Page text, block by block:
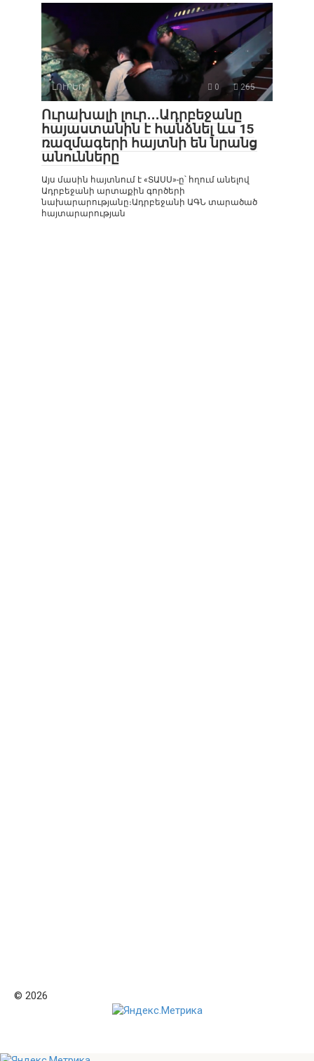
ԼՈՒՐԵՐ 0 265
Ուրախալի լուր․․․Ադրբեջանը
հայաստանին է հանձնել ևս 15
ռազմագերի հայտնի են նրանց
անունները
Այս մասին հայտնում է «ՏԱՍՍ»-ը՝ հղում անելով
Ադրբեջանի արտաքին գործերի
նախարարությանը։Ադրբեջանի ԱԳՆ տարածած
հայտարարության
© 2026